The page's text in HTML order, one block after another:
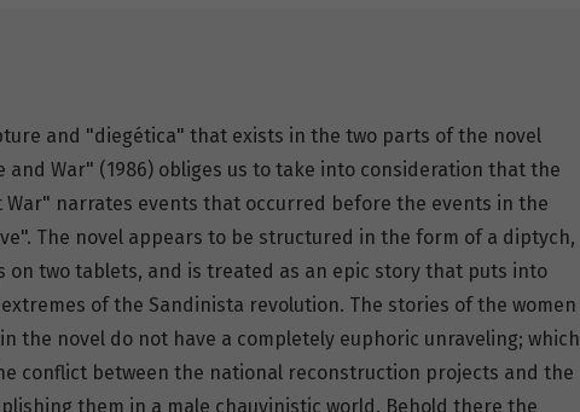
and "diegética" that exists in the two parts of the novel
and War" (1986) obliges us to take into consideration that the
War" narrates events that occurred before the events in the
The novel appears to be structured in the form of a diptych,
on two tablets, and is treated as an epic story that puts into
of the Sandinista revolution. The stories of the women
the novel do not have a completely euphoric unraveling; which
conflict between the national reconstruction projects and the
them in a male chauvinistic world. Behold there the